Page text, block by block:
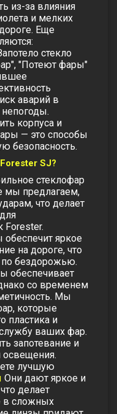
из-за влияния
и мелких
Еще
стекло
"Потеют фары"
аварий в
корпуса и
— это способы
безопасность.
SJ?
стеклофар
мы предлагаем,
что делает
Forester.
обеспечит яркое
на дороге, что
бездорожью.
обеспечивает
со временем
Мы
, которые
пластика и
ваших фар.
запотевание и
лучшую
Они дают яркое и
делает
в сложных